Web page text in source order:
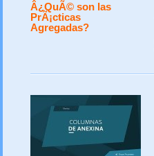
Â¿QuÃ© son las
PrÃ¡cticas
Agregadas?